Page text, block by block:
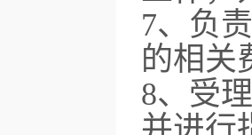
7、负
的相关
8、受